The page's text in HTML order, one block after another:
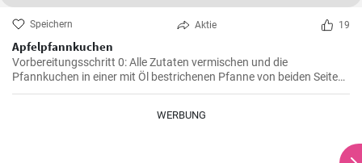
Speichern Aktie 19
Apfelpfannkuchen
Vorbereitungsschritt 0: Alle Zutaten vermischen und die
Pfannkuchen in einer mit Öl bestrichenen Pfanne von beiden Seiten
braten.
WERBUNG